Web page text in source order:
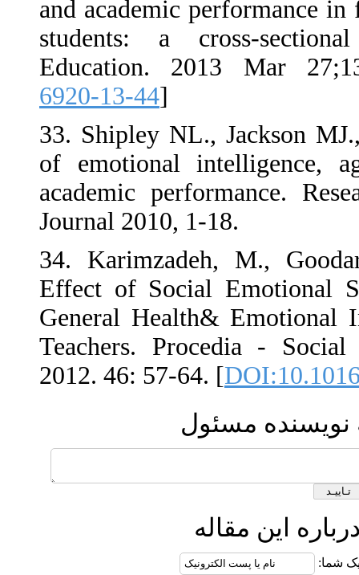
and academic
students: a
Education.
6920-13-44
33. Shipley NL.,
of emotional
academic
Journal 2010, 1-18.
34. Karimzadeh,
Effect of Social
General Health&
Teachers.
2012. 46: 57-64. [